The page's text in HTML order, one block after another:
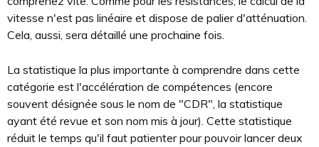
vitesse n'est pas linéaire et dispose de palier d'atténuation.
Cela, aussi, sera détaillé une prochaine fois.
La statistique la plus importante à comprendre dans cette
catégorie est l'accélération de compétences (encore
souvent désignée sous le nom de "CDR", la statistique
ayant été revue et son nom mis à jour). Cette statistique
réduit le temps qu'il faut patienter pour pouvoir lancer deux